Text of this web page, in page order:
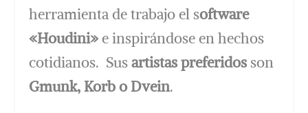
herramienta de trabajo el software
«Houdini»e inspirándose en hechos
cotidianos. Susartistas preferidos son
Gmunk, Korb o Dvein.